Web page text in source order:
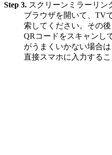
Step 3. スクリーンミラーリン
ブラウザを開いて、TV
索してください。その
QRコードをスキャンし
がうまくいかない場合
直接スマホに入力するこ